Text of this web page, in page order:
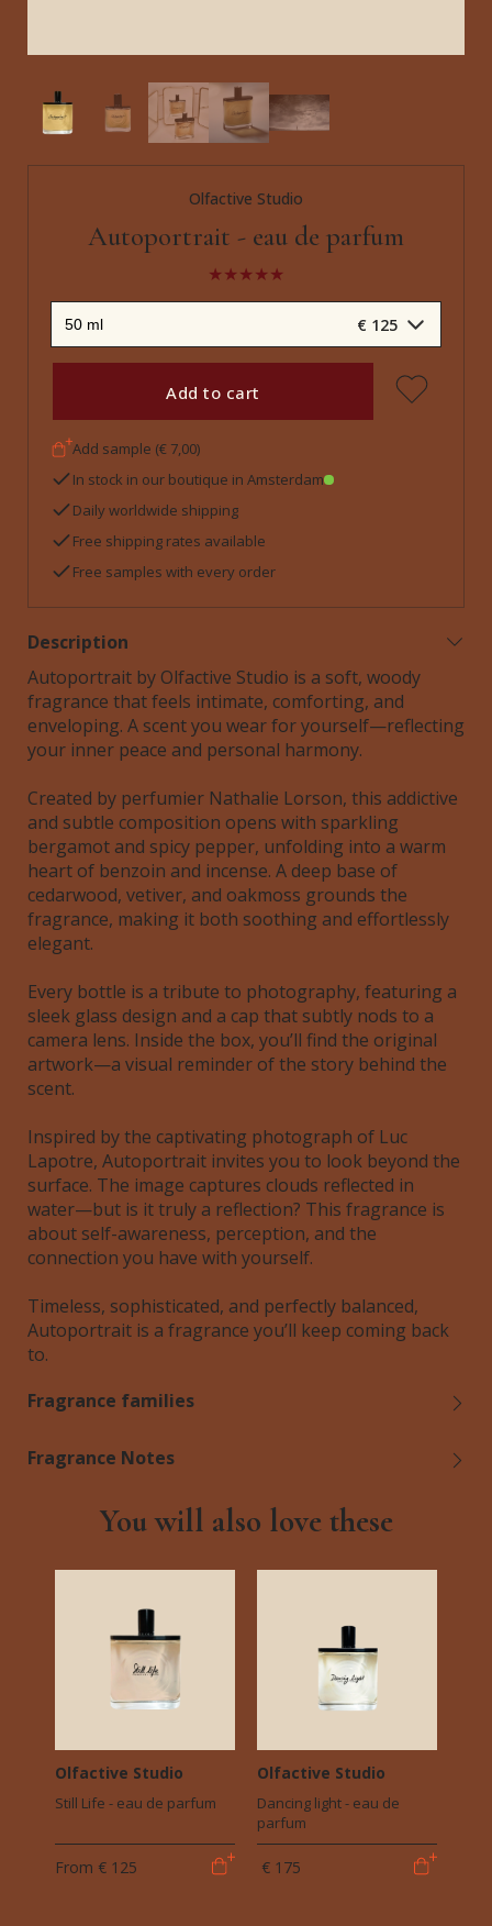
Olfactive Studio
Autoportrait - eau de parfum
€ 125
Add to cart
Add sample (€ 7,00)
In stock in our boutique in Amsterdam
Daily worldwide shipping
Free shipping rates available
Free samples with every order
Description
Autoportrait by Olfactive Studio is a soft, woody
fragrance that feels intimate, comforting, and
enveloping. A scent you wear for yourself—reflecting
your inner peace and personal harmony.
Created by perfumier Nathalie Lorson, this addictive
and subtle composition opens with sparkling
bergamot and spicy pepper, unfolding into a warm
heart of benzoin and incense. A deep base of
cedarwood, vetiver, and oakmoss grounds the
fragrance, making it both soothing and effortlessly
elegant.
Every bottle is a tribute to photography, featuring a
sleek glass design and a cap that subtly nods to a
camera lens. Inside the box, you’ll find the original
artwork—a visual reminder of the story behind the
scent.
Inspired by the captivating photograph of Luc
Lapotre, Autoportrait invites you to look beyond the
surface. The image captures clouds reflected in
water—but is it truly a reflection? This fragrance is
about self-awareness, perception, and the
connection you have with yourself.
Timeless, sophisticated, and perfectly balanced,
Autoportrait is a fragrance you’ll keep coming back
to.
Fragrance families
Fragrance Notes
You will also love these
Olfactive Studio
Still Life - eau de parfum
From € 125
Olfactive Studio
Dancing light - eau de
parfum
€ 175